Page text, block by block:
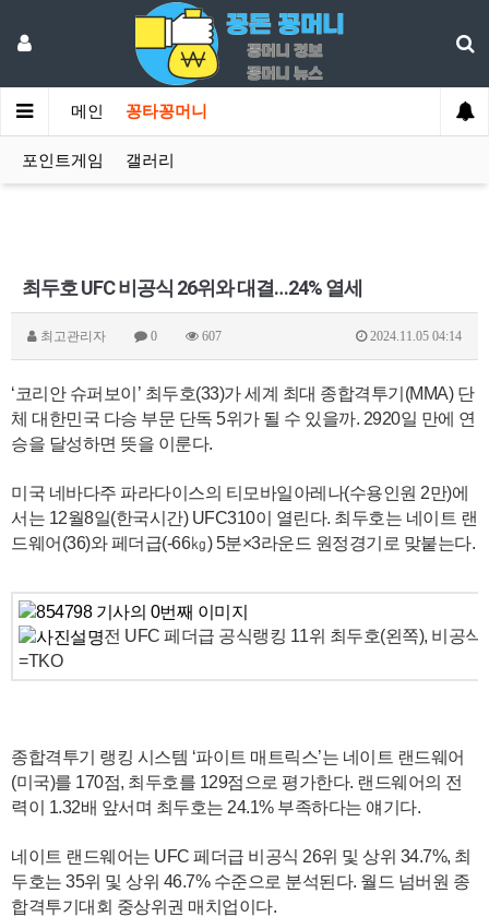
메인 꽁타꽁머니
포인트게임 갤러리
최두호 UFC 비공식 26위와 대결…24% 열세
최고관리자 0 607 2024.11.05 04:14
‘코리안 슈퍼보이’ 최두호(33)가 세계 최대 종합격투기(MMA) 단
체 대한민국 다승 부문 단독 5위가 될 수 있을까. 2920일 만에 연
승을 달성하면 뜻을 이룬다.
미국 네바다주 파라다이스의 티모바일아레나(수용인원 2만)에
서는 12월8일(한국시간) UFC310이 열린다. 최두호는 네이트 랜
드웨어(36)와 페더급(-66㎏) 5분×3라운드 원정경기로 맞붙는다.
전 UFC 페더급 공식랭킹 11위 최두호(왼쪽), 비공
=TKO
종합격투기 랭킹 시스템 ‘파이트 매트릭스’는 네이트 랜드웨어
(미국)를 170점, 최두호를 129점으로 평가한다. 랜드웨어의 전
력이 1.32배 앞서며 최두호는 24.1% 부족하다는 얘기다.
네이트 랜드웨어는 UFC 페더급 비공식 26위 및 상위 34.7%, 최
두호는 35위 및 상위 46.7% 수준으로 분석된다. 월드 넘버원 종
합격투기대회 중상위권 매치업이다.